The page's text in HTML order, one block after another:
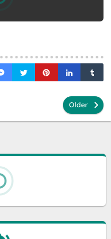
Older